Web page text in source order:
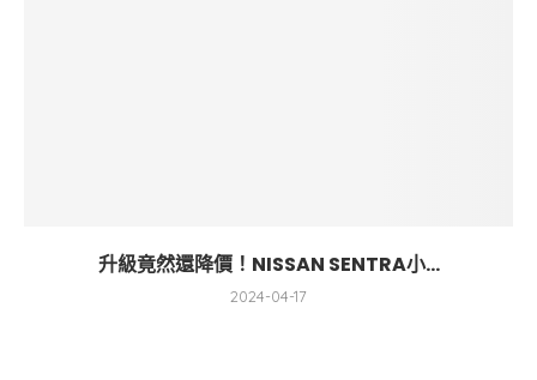
升級竟然還降價！NISSAN SENTRA小...
2024-04-17